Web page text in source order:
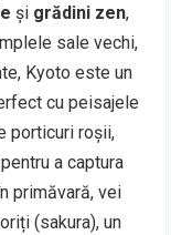
și grădini zen,
sale vechi,
Kyoto este un
cu peisajele
porticuri roșii,
a captura
primăvară, vei
(sakura), un